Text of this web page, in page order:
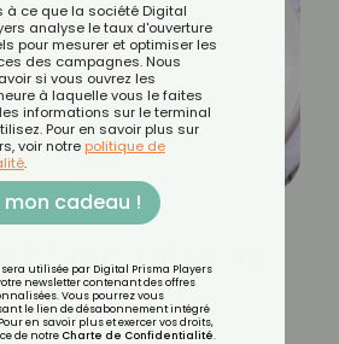
blanquette de
à ce que la société Digital
analyse le taux d'ouverture
pour mesurer et optimiser les
des campagnes. Nous
si vous ouvrez les
à laquelle vous le faites
informations sur le terminal
Pour en savoir plus sur
voir notre politique de
.
cadeau !
utilisée par Digital Prisma Players
newsletter contenant des offres
Vous pourrez vous
le lien de désabonnement intégré
en savoir plus et exercer vos droits,
de notre Charte de Confidentialité.